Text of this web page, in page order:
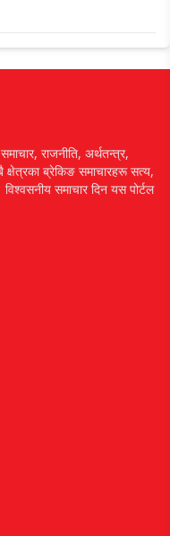
समाचार, राजनीति, अर्थतन्त्र,
क्षेत्रका ब्रेकिङ समाचारहरू सत्य,
समाचार दिन यस पोर्टल